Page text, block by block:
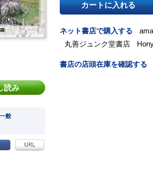
読み
般
カートに入れる
ネット書店で購入する
丸善ジュンク堂書店
書店の店頭在庫を確認する